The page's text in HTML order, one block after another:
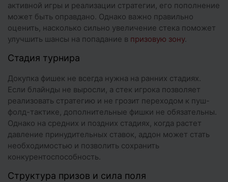
активной игры и реализации стратегии, его пополнение
может быть оправдано. Однако важно правильно
оценить, насколько сильно увеличение стека поможет
улучшить шансы на попадание в призовую зону.
Стадия турнира
Докупка фишек не всегда нужна на ранних стадиях.
Если блайнды не выросли, а стек игрока позволяет
реализовать стратегию и не грозит переходом к пуш-
фолд-тактике, дополнительные фишки не обязательны.
Однако на средних и поздних стадиях, когда растет
давление принудительных ставок, аддон может стать
необходимостью и позволить сохранить
конкурентоспособность.
Структура призов и сила поля